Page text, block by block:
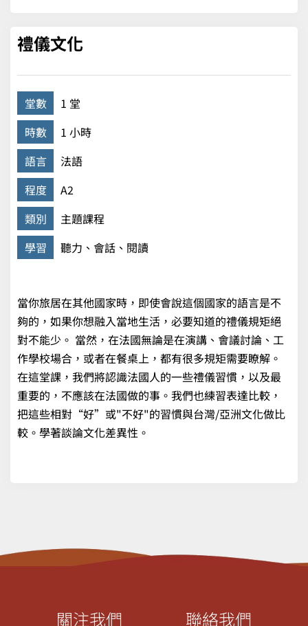
禮儀文化
堂數
1 堂
時數
1 小時
語言
法語
程度
A2
類別
主題課程
學習
聽力、會話、閱讀
當你旅居在其他國家時，即使會說這個國家的語言是不
夠的，如果你想融入當地生活，必要知道的禮儀規矩絕
對不能少。 當然，在法國無論是在演講、會議討論、工
作學校場合，或者在餐桌上，都有很多規矩需要瞭解。
在這堂課，我們將認識法國人的一些禮儀習慣，以及最
重要的，不應該在法國做的事。我們也練習表達比較，
把這些相對“好”或"不好"的習慣與台灣/亞洲文化做比
較。學著談論文化差異性。
關注我們 聯絡我們